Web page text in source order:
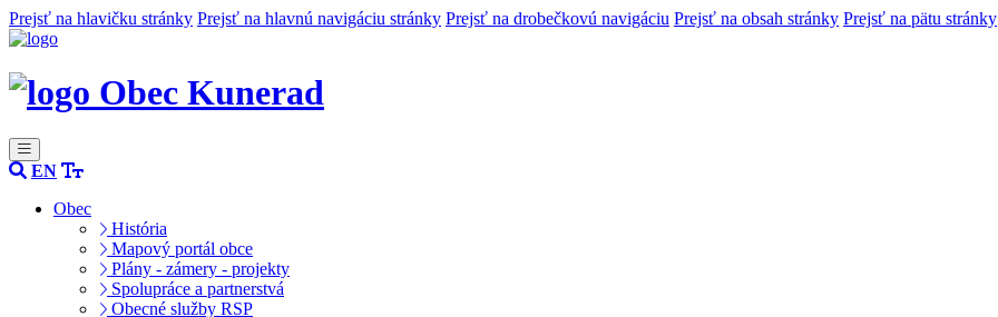
Prejsť na hlavičku stránky Prejsť na hlavnú navigáciu stránky Prejsť na drobečkovú navigáciu Prejsť na obsah stránky Prejsť na pätu stránky
Obec Kunerad
EN
Obec
História
Mapový portál obce
Plány - zámery - projekty
Spolupráce a partnerstvá
Obecné služby RSP